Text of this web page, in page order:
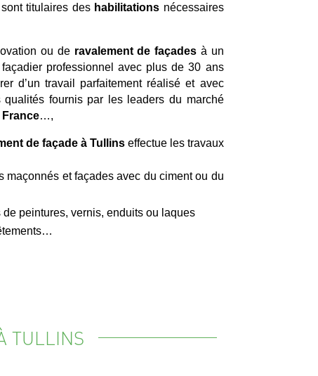
titulaires des habilitations nécessaires
ou de ravalement de façades à un
professionnel avec plus de 30 ans
d’un travail parfaitement réalisé et avec
qualités fournis par les leaders du marché
France…,
de façade à Tullinseffectue les travaux
maçonnés et façades avec du ciment ou du
de peintures, vernis, enduits ou laques
TULLINS